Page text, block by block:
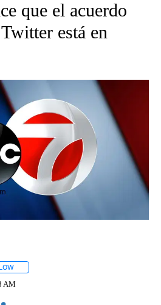
que el acuerdo
está en
AM